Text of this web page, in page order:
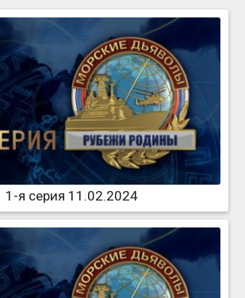
1-я серия 11.02.2024